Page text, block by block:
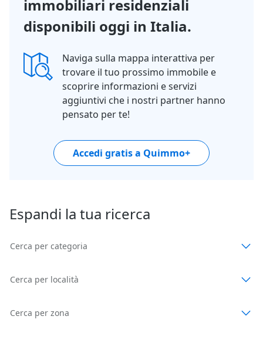
immobiliari residenziali
disponibili oggi in Italia.
Naviga sulla mappa interattiva per
trovare il tuo prossimo immobile e
scoprire informazioni e servizi
aggiuntivi che i nostri partner hanno
pensato per te!
Accedi gratis a Quimmo+
Espandi la tua ricerca
Cerca per categoria
Cerca per località
Cerca per zona